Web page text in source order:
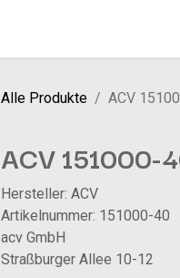
Alle Produkte ACV
ACV 151000-
Hersteller: ACV
Artikelnummer: 151000-40
acv GmbH
Straßburger Allee 10-12